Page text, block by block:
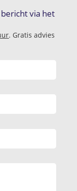
via het
. Gratis advies